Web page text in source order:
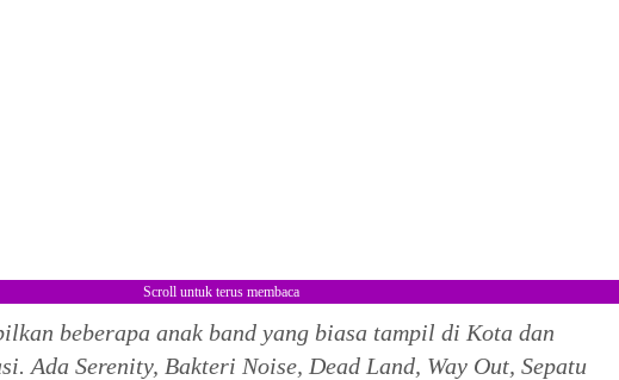
Scroll untuk terus membaca
beberapa anak band yang biasa tampil di Kota dan
Ada Serenity, Bakteri Noise, Dead Land, Way Out, Sepatu